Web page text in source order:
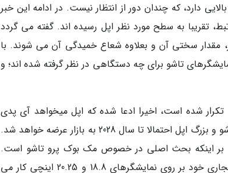
دارد، که چندان دور از انتظار نیست. در ادامه این خبر
تقریبا به سطح مورد نظر اپل رسیده اند. گفته می گردد
مقدار سختی آن و بعلاوه شعاع خمیدگی آن می شوند. با
تاشو برای چه دستگاهی در نظر گرفته شده اند؛ و
شده است، اخیرا ادعا شده که اپل میخواهد آی پدی
تاشو فراوری کند. به طور دقیق تر، گفته شده بود که آی پد پرو تاشو و بزرگ اپل احتمالا تا سال 2028 به بازار عرضه خواهد شد.
بر اینکه بحث اصلی در خصوص مک بوک پرو تاشو است.
مینگ چی کو، تحلیلگر، در ماه مه 2024 گفت که اپل با شرکای تجاری خود بر روی نمایشگرهای 18.8 و 20.25 اینچی کار می